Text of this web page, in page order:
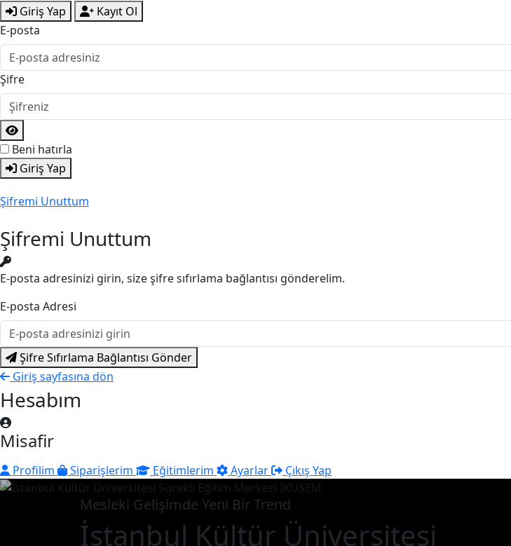
Giriş Yap
Kayıt Ol
E-posta
Şifre
Beni hatırla
Giriş Yap
Şifremi Unuttum
Şifremi Unuttum
E-posta adresinizi girin, size şifre sıfırlama bağlantısı gönderelim.
E-posta Adresi
Şifre Sıfırlama Bağlantısı Gönder
Giriş sayfasına dön
Hesabım
Misafir
Profilim Siparişlerim Eğitimlerim Ayarlar Çıkış Yap
Mesleki Gelişimde Yeni Bir Trend
İstanbul Kültür Üniversitesi